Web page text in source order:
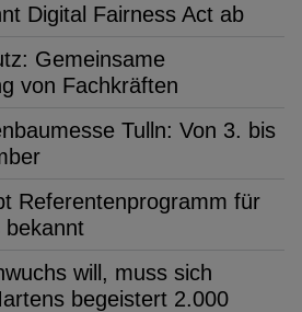
Digital Fairness Act ab
Gemeinsame
von Fachkräften
Tulln: Von 3. bis
Referentenprogramm für
bekannt
will, muss sich
begeistert 2.000